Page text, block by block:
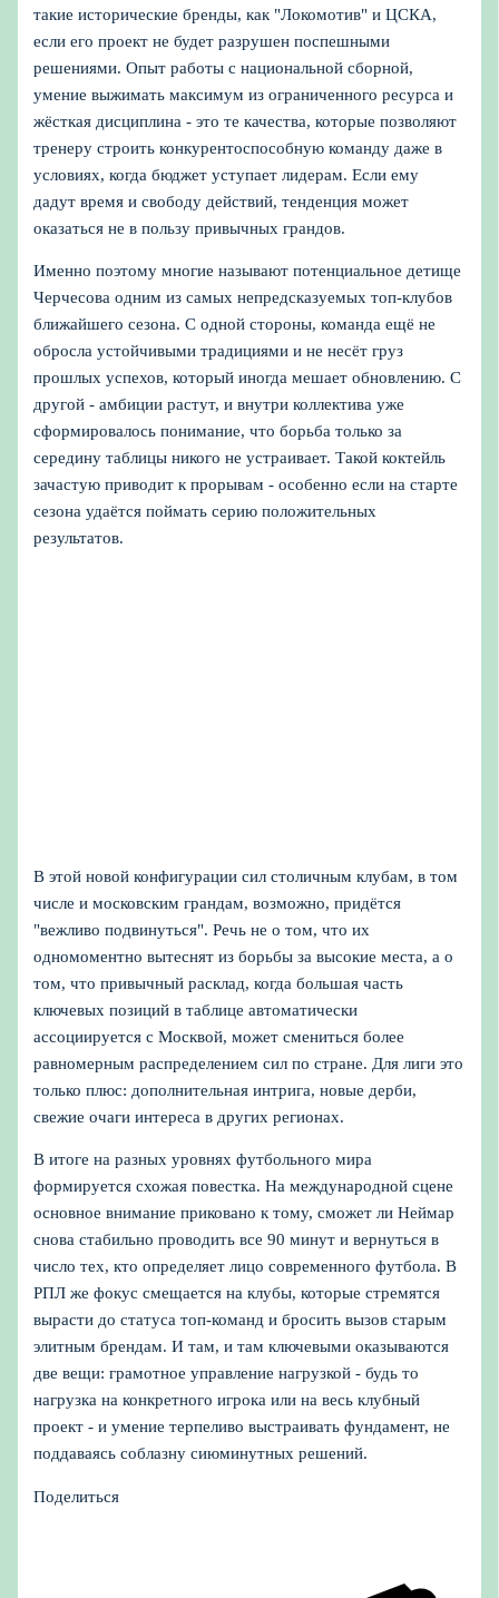
такие исторические бренды, как "Локомотив" и ЦСКА,
если его проект не будет разрушен поспешными
решениями. Опыт работы с национальной сборной,
умение выжимать максимум из ограниченного ресурса и
жёсткая дисциплина - это те качества, которые позволяют
тренеру строить конкурентоспособную команду даже в
условиях, когда бюджет уступает лидерам. Если ему
дадут время и свободу действий, тенденция может
оказаться не в пользу привычных грандов.
Именно поэтому многие называют потенциальное детище
Черчесова одним из самых непредсказуемых топ-клубов
ближайшего сезона. С одной стороны, команда ещё не
обросла устойчивыми традициями и не несёт груз
прошлых успехов, который иногда мешает обновлению. С
другой - амбиции растут, и внутри коллектива уже
сформировалось понимание, что борьба только за
середину таблицы никого не устраивает. Такой коктейль
зачастую приводит к прорывам - особенно если на старте
сезона удаётся поймать серию положительных
результатов.
В этой новой конфигурации сил столичным клубам, в том
числе и московским грандам, возможно, придётся
"вежливо подвинуться". Речь не о том, что их
одномоментно вытеснят из борьбы за высокие места, а о
том, что привычный расклад, когда большая часть
ключевых позиций в таблице автоматически
ассоциируется с Москвой, может смениться более
равномерным распределением сил по стране. Для лиги это
только плюс: дополнительная интрига, новые дерби,
свежие очаги интереса в других регионах.
В итоге на разных уровнях футбольного мира
формируется схожая повестка. На международной сцене
основное внимание приковано к тому, сможет ли Неймар
снова стабильно проводить все 90 минут и вернуться в
число тех, кто определяет лицо современного футбола. В
РПЛ же фокус смещается на клубы, которые стремятся
вырасти до статуса топ-команд и бросить вызов старым
элитным брендам. И там, и там ключевыми оказываются
две вещи: грамотное управление нагрузкой - будь то
нагрузка на конкретного игрока или на весь клубный
проект - и умение терпеливо выстраивать фундамент, не
поддаваясь соблазну сиюминутных решений.
Поделиться